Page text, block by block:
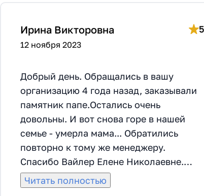
Ирина Викторовна 5
12 ноября 2023
Добрый день. Обращались в вашу
организацию 4 года назад, заказывали
памятник папе.Остались очень
довольны. И вот снова горе в нашей
семье - умерла мама... Обратились
повторно к тому же менеджеру.
Спасибо Вайлер Елене Николаевне.
Она грамотно помогла мне с выбором
памятника и материала на его
Читать полностью